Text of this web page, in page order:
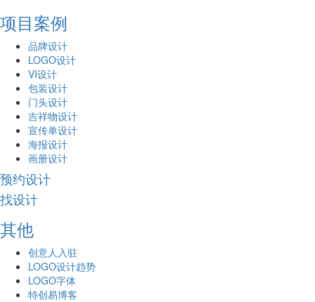
项目案例
品牌设计
LOGO设计
VI设计
包装设计
门头设计
吉祥物设计
宣传单设计
海报设计
画册设计
预约设计
找设计
其他
创意人入驻
LOGO设计趋势
LOGO字体
特创易博客